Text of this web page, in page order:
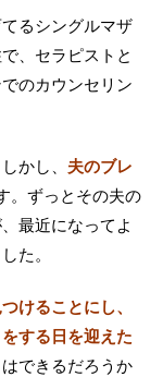
てるシングルマザ
、セラピストと
のカウンセリン
かし、 夫のブレ
。ずっとその夫の
最近になってよ
た。
けることにし、
する日を迎えた
できるだろうか